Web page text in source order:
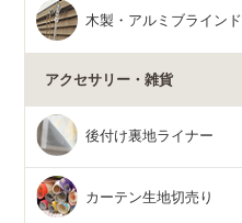
木製・アルミブラインド
アクセサリー・雑貨
後付け裏地ライナー
カーテン生地切売り